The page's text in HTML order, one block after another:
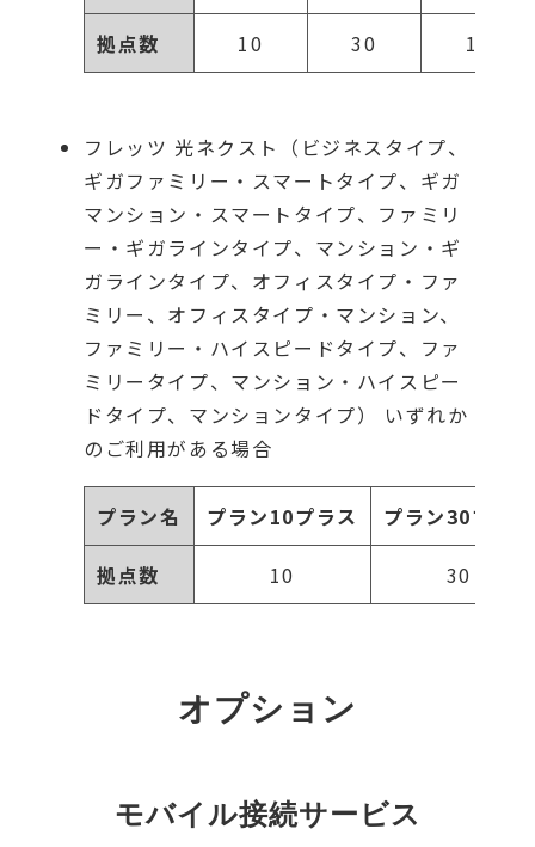
拠点数 10 30 100
フレッツ 光ネクスト（ビジネスタイプ、
ギガファミリー・スマートタイプ、ギガ
マンション・スマートタイプ、ファミリ
ー・ギガラインタイプ、マンション・ギ
ガラインタイプ、オフィスタイプ・ファ
ミリー、オフィスタイプ・マンション、
ファミリー・ハイスピードタイプ、ファ
ミリータイプ、マンション・ハイスピー
ドタイプ、マンションタイプ） いずれか
のご利用がある場合
プラン名 プラン10プラス プラン30プラス
拠点数 10 30
オプション
モバイル接続サービス